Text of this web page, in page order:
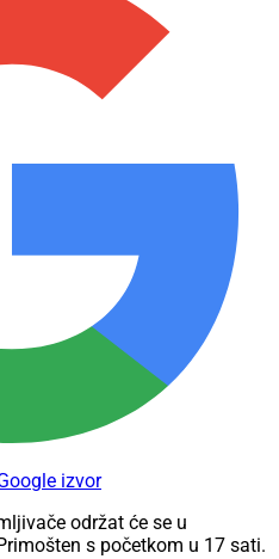
izvor
održat će se u
s početkom u 17 sati.